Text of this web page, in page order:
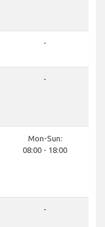
-
-
Mon-Sun:
08:00 - 18:00
-